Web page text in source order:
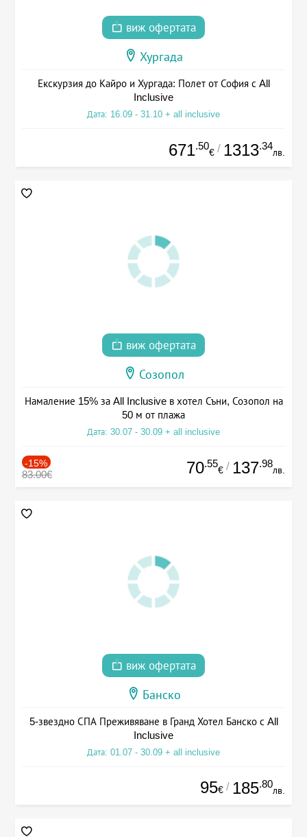
виж офертата
Хургада
Екскурзия до Кайро и Хургада: Полет от София с All
Inclusive
Дата: 16.09 - 31.10 + all inclusive
671.50
€ / 1313.34
лв.
виж офертата
Созопол
Намаление 15% за All Inclusive в хотел Съни, Созопол на
50 м от плажа
Дата: 30.07 - 30.09 + all inclusive
-15%
83.00€ 70.55
€ / 137.98
лв.
виж офертата
Банско
5-звездно СПА Преживяване в Гранд Хотел Банско с All
Inclusive
Дата: 01.07 - 30.09 + all inclusive
95€ / 185.80
лв.